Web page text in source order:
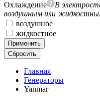
Охлаждение
В
воздушным или
воздушное
жидкостное
Применить
Сбросить
Главная
Генераторы
Yanmar